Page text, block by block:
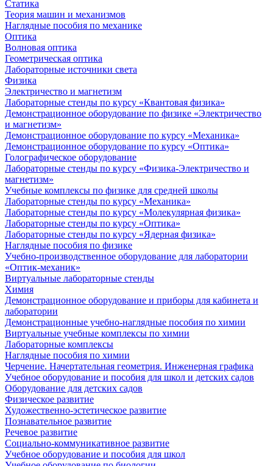
Статика
Теория машин и механизмов
Наглядные пособия по механике
Оптика
Волновая оптика
Геометрическая оптика
Лабораторные источники света
Физика
Электричество и магнетизм
Лабораторные стенды по курсу «Квантовая физика»
Демонстрационное оборудование по физике «Электричество
и магнетизм»
Демонстрационное оборудование по курсу «Механика»
Демонстрационное оборудование по курсу «Оптика»
Голографическое оборудование
Лабораторные стенды по курсу «Физика-Электричество и
магнетизм»
Учебные комплексы по физике для средней школы
Лабораторные стенды по курсу «Механика»
Лабораторные стенды по курсу «Молекулярная физика»
Лабораторные стенды по курсу «Оптика»
Лабораторные стенды по курсу «Ядерная физика»
Наглядные пособия по физике
Учебно-производственное оборудование для лаборатории
«Оптик-механик»
Виртуальные лабораторные стенды
Химия
Демонстрационное оборудование и приборы для кабинета и
лаборатории
Демонстрационные учебно-наглядные пособия по химии
Виртуальные учебные комплексы по химии
Лабораторные комплексы
Наглядные пособия по химии
Черчение. Начертательная геометрия. Инженерная графика
Учебное оборудование и пособия для школ и детских садов
Оборудование для детских садов
Физическое развитие
Художественно-эстетическое развитие
Познавательное развитие
Речевое развитие
Социально-коммуникативное развитие
Учебное оборудование и пособия для школ